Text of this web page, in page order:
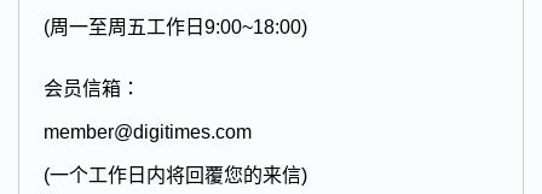
(周一至周五工作日9:00~18:00)
会员信箱：
member@digitimes.com
(一个工作日内将回覆您的来信)